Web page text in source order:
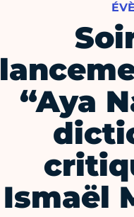
“Aya
Ismaël